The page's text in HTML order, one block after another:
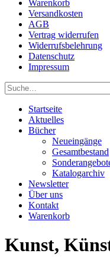
Warenkorb
Versandkosten
AGB
Vertrag widerrufen
Widerrufsbelehrung
Datenschutz
Impressum
Startseite
Aktuelles
Bücher
Neueingänge
Gesamtbestand
Katalogarchiv
Newsletter
Über uns
Kontakt
Warenkorb
Kunst,